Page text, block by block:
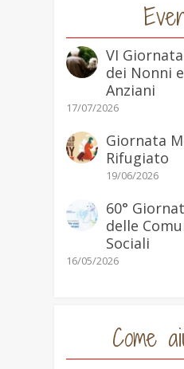
VI
dei Nonni
Anziani
17/07/2026
Giornata
Rifugiato
19/06/2026
60°
delle
Sociali
16/05/2026
Come